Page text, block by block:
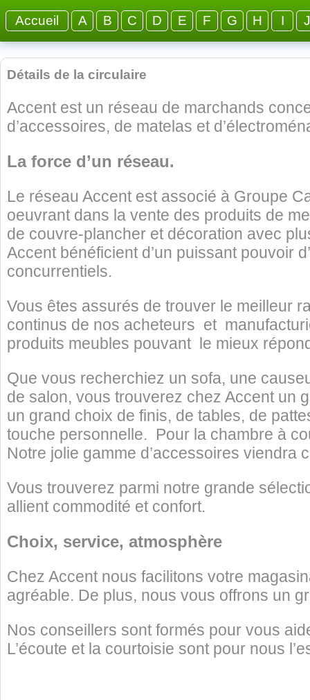
Accueil A B C D E F G H I J
Détails de la circulaire
Accent est un réseau de marchands
d’accessoires, de matelas et
La force d’un réseau.
Le réseau Accent est associé à Groupe
oeuvrant dans la vente des produits de
de couvre-plancher et décoration avec
Accent bénéficient d’un puissant pouvoir
concurrentiels.
Vous êtes assurés de trouver le meilleur
continus de nos acheteurs et
produits meubles pouvant le mieux
Que vous recherchiez un sofa, une
de salon, vous trouverez chez Accent un
un grand choix de finis, de tables, de
touche personnelle. Pour la chambre à
Notre jolie gamme d’accessoires viendra
Vous trouverez parmi notre grande
allient commodité et confort.
Choix, service, atmosphère
Chez Accent nous facilitons votre
agréable. De plus, nous vous offrons un
Nos conseillers sont formés pour vous
L’écoute et la courtoisie sont pour nous